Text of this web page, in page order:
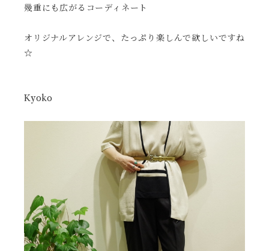
幾重にも広がるコーディネート
オリジナルアレンジで、たっぷり楽しんで欲しいですね
☆
Kyoko